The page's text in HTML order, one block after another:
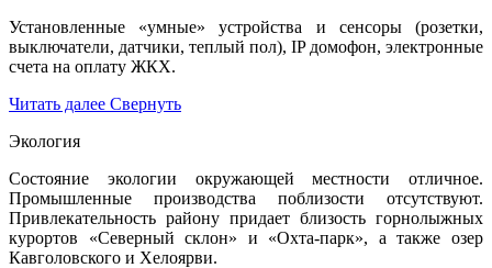
Установленные «умные» устройства и сенсоры (розетки,
выключатели, датчики, теплый пол), IP домофон, электронные
счета на оплату ЖКХ.
Читать далее Свернуть
Экология
Состояние экологии окружающей местности отличное.
Промышленные производства поблизости отсутствуют.
Привлекательность району придает близость горнолыжных
курортов «Северный склон» и «Охта-парк», а также озер
Кавголовского и Хелоярви.